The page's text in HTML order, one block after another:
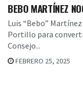
BEBO MARTÍNEZ
Luis “Bebo”
Portillo para
Consejo...
FEBRERO 25, 2025